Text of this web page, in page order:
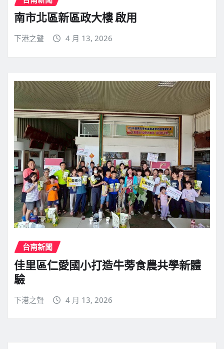
南市北區新區政大樓 啟用
下港之聲 4 月 13, 2026
台南新聞
佳里區仁愛國小打造牛蒡食農共學新體
驗
下港之聲 4 月 13, 2026